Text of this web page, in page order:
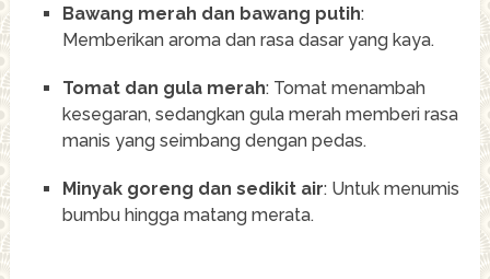
Bawang merah dan bawang putih:
Memberikan aroma dan rasa dasar yang kaya.
Tomat dan gula merah: Tomat menambah
kesegaran, sedangkan gula merah memberi rasa
manis yang seimbang dengan pedas.
Minyak goreng dan sedikit air: Untuk menumis
bumbu hingga matang merata.